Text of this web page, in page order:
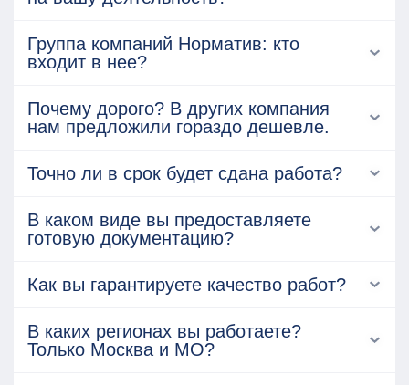
Группа компаний Норматив: кто
входит в нее?
Почему дорого? В других компания
нам предложили гораздо дешевле.
Точно ли в срок будет сдана работа?
В каком виде вы предоставляете
готовую документацию?
Как вы гарантируете качество работ?
В каких регионах вы работаете?
Только Москва и МО?